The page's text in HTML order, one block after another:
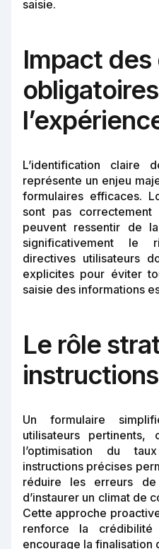
saisie.
Impact des
L’identification claire
représente un enjeu
formulaires efficaces.
sont pas correctement
peuvent ressentir de
significativement le
directives utilisateurs
explicites pour éviter
saisie des informations
Le rôle
Un formulaire
utilisateurs pertinents,
l’optimisation du
instructions précises
réduire les erreurs
d’instaurer un climat de
Cette approche
renforce la
encourage la finalisation